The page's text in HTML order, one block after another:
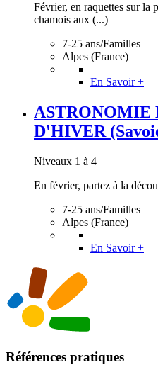
Février, en raquettes sur la
chamois aux (...)
7-25 ans/Familles
Alpes (France)
En Savoir +
ASTRONOMIE
D'HIVER
Niveaux 1 à 4
En février, partez à la
7-25 ans/Familles
Alpes (France)
En Savoir +
Références pratiques